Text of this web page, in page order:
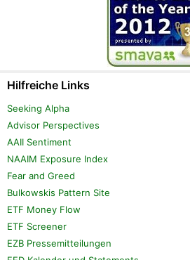
Hilfreiche Links
Seeking Alpha
Advisor Perspectives
AAII Sentiment
NAAIM Exposure Index
Fear and Greed
Bulkowskis Pattern Site
ETF Money Flow
ETF Screener
EZB Pressemitteilungen